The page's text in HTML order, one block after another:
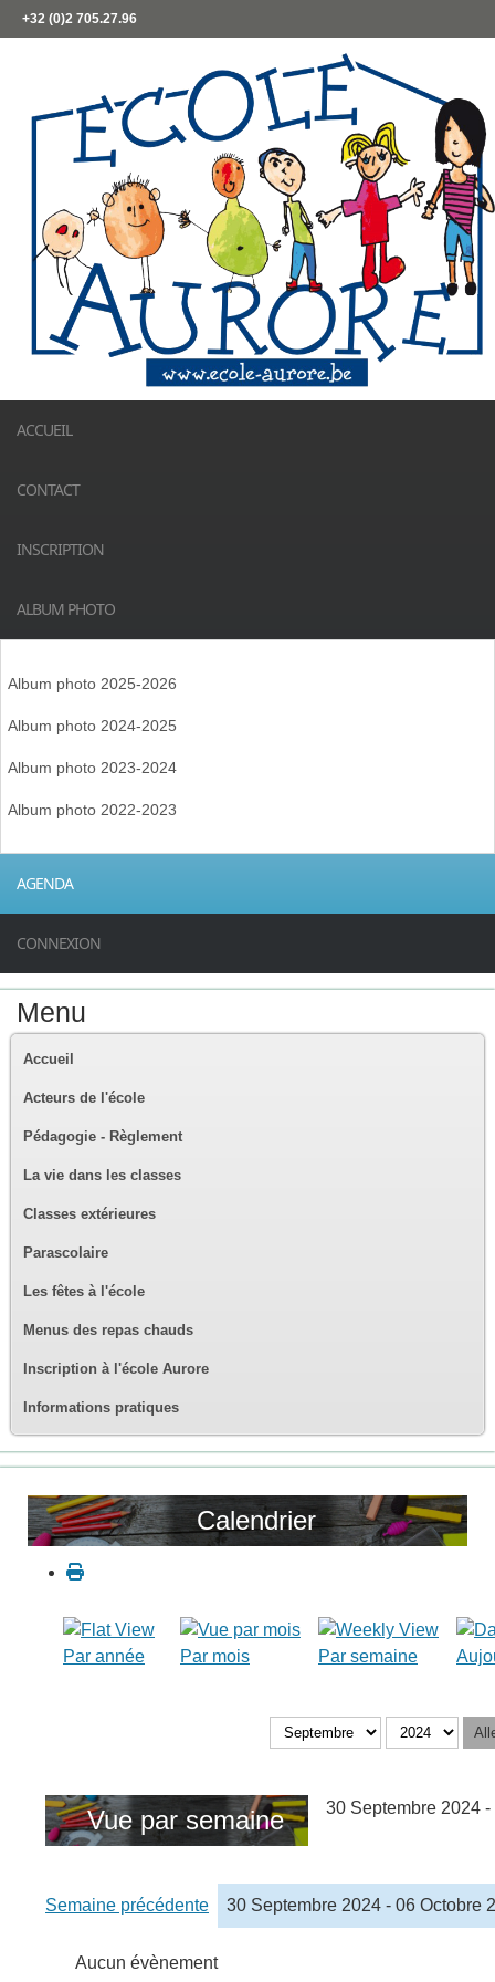
+32 (0)2 705.27.96
ACCUEIL
CONTACT
INSCRIPTION
ALBUM PHOTO
Album photo 2025-2026
Album photo 2024-2025
Album photo 2023-2024
Album photo 2022-2023
AGENDA
CONNEXION
Menu
Accueil
Acteurs de l'école
Pédagogie - Règlement
La vie dans les classes
Classes extérieures
Parascolaire
Les fêtes à l'école
Menus des repas chauds
Inscription à l'école Aurore
Informations pratiques
Calendrier
Par année Par mois Par semaine
Vue par semaine 30 Septembre 2024
Semaine précédente 30 Septembre 2024 - 06 Octobre
Aucun évènement